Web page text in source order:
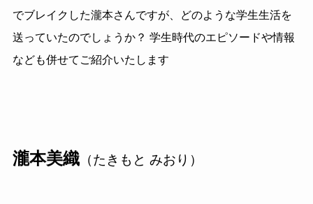
でブレイクした瀧本さんですが、どのような学生生活を
送っていたのでしょうか？ 学生時代のエピソードや情報
なども併せてご紹介いたします
瀧本美織（たきもと みおり）